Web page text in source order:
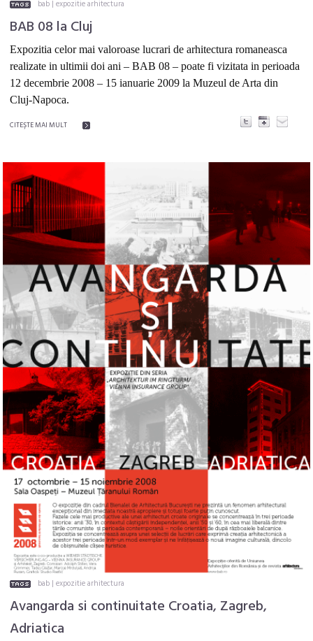
bab |expozitie arhitectura
BAB 08 la Cluj
Expozitia celor mai valoroase lucrari de arhitectura romaneasca
realizate in ultimii doi ani – BAB 08 – poate fi vizitata in perioada
12 decembrie 2008 – 15 ianuarie 2009 la Muzeul de Arta din
Cluj-Napoca.
CITEŞTE MAI MULT
bab |expozitie arhitectura
Avangarda si continuitate Croatia, Zagreb,
Adriatica